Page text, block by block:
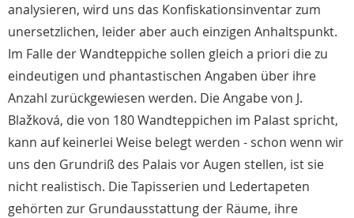
analysieren, wird uns das Konfiskationsinventar zum
unersetzlichen, leider aber auch einzigen Anhaltspunkt.
Im Falle der Wandteppiche sollen gleich a priori die zu
eindeutigen und phantastischen Angaben über ihre
Anzahl zurückgewiesen werden. Die Angabe von J.
Blažková, die von 180 Wandteppichen im Palast spricht,
kann auf keinerlei Weise belegt werden - schon wenn wir
uns den Grundriß des Palais vor Augen stellen, ist sie
nicht realistisch. Die Tapisserien und Ledertapeten
gehörten zur Grundausstattung der Räume, ihre